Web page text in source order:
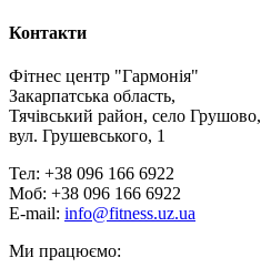
Контакти
Фітнес центр "Гармонія"
Закарпатська область,
Тячівський район, село Грушово,
вул. Грушевського, 1
Тел: +38 096 166 6922
Моб: +38 096 166 6922
E-mail: info@fitness.uz.ua
Ми працюємо: